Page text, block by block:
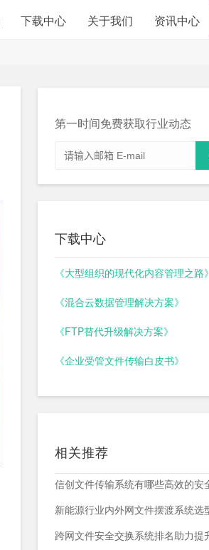
下载中心 关于我们 资讯中心
第一时间免费获取行业动态
下载中心
《大型组织的现代化内容管理之路》
《混合云数据管理解决方案》
《FTP替代升级解决方案》
《企业受管文件传输白皮书》
相关推荐